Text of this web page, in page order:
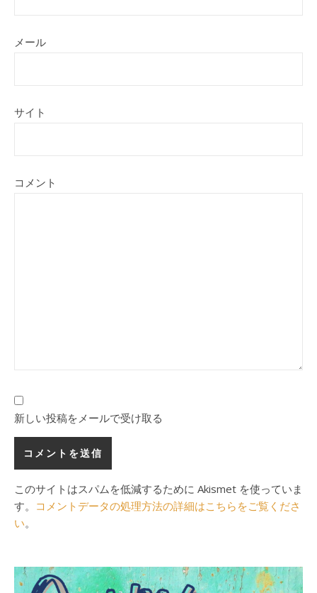
メール
サイト
コメント
新しい投稿をメールで受け取る
このサイトはスパムを低減するために Akismet を使っていま
す。 コメントデータの処理方法の詳細はこちらをご覧くださ
い。